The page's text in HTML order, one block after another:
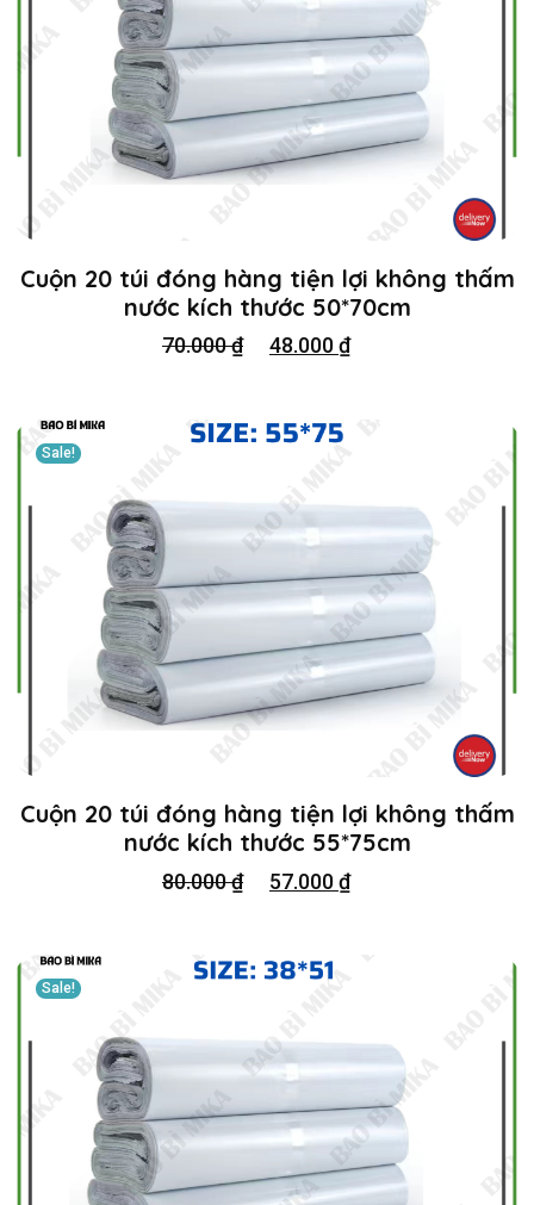
Cuộn 20 túi đóng hàng tiện lợi không thấm
nước kích thước 50*70cm
70.000₫ 48.000₫
Sale!
Cuộn 20 túi đóng hàng tiện lợi không thấm
nước kích thước 55*75cm
80.000₫ 57.000₫
Sale!